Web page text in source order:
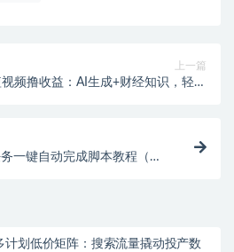
上一篇
频撸收益：AI生成+财经知识，轻松
一键自动完成脚本教程（稳
计划低价矩阵：搜索流量撬动投产数